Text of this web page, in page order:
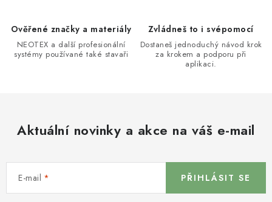
Ověřené značky a materiály
NEOTEX a další profesionální
systémy používané také stavaři
Zvládneš to i svépomocí
Dostaneš jednoduchý návod krok
za krokem a podporu při
aplikaci.
Aktuální novinky a akce na váš e-mail
E-mail PŘIHLÁSIT SE